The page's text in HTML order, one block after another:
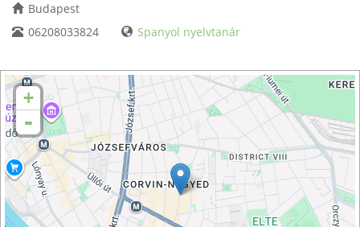
Budapest
06208033824
Spanyol nyelvtanár
+
-